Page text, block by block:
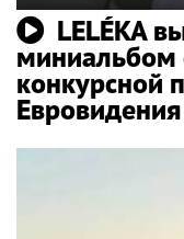
LELÉKA
миниальбом
конкурсной
Евровидения